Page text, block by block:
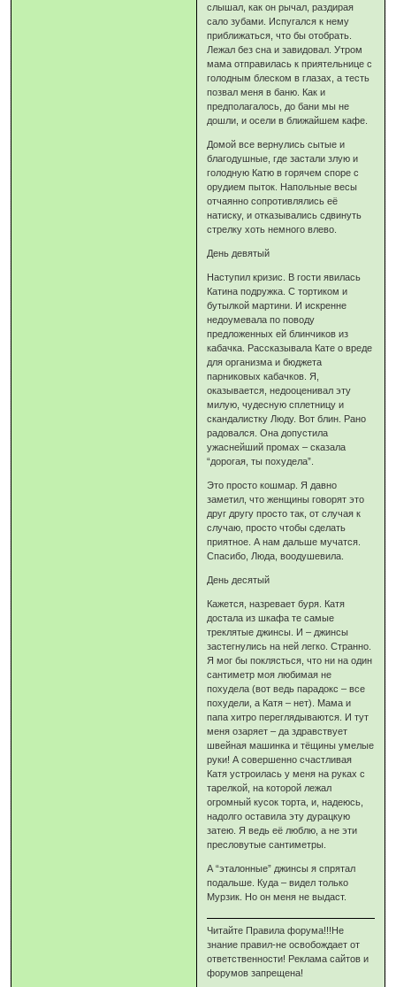
слышал, как он рычал, раздирая
сало зубами. Испугался к нему
приближаться, что бы отобрать.
Лежал без сна и завидовал. Утром
мама отправилась к приятельнице с
голодным блеском в глазах, а тесть
позвал меня в баню. Как и
предполагалось, до бани мы не
дошли, и осели в ближайшем кафе.
Домой все вернулись сытые и
благодушные, где застали злую и
голодную Катю в горячем споре с
орудием пыток. Напольные весы
отчаянно сопротивлялись её
натиску, и отказывались сдвинуть
стрелку хоть немного влево.
День девятый
Наступил кризис. В гости явилась
Катина подружка. С тортиком и
бутылкой мартини. И искренне
недоумевала по поводу
предложенных ей блинчиков из
кабачка. Рассказывала Кате о вреде
для организма и бюджета
парниковых кабачков. Я,
оказывается, недооценивал эту
милую, чудесную сплетницу и
скандалистку Люду. Вот блин. Рано
радовался. Она допустила
ужаснейший промах – сказала
“дорогая, ты похудела”.
Это просто кошмар. Я давно
заметил, что женщины говорят это
друг другу просто так, от случая к
случаю, просто чтобы сделать
приятное. А нам дальше мучатся.
Спасибо, Люда, воодушевила.
День десятый
Кажется, назревает буря. Катя
достала из шкафа те самые
треклятые джинсы. И – джинсы
застегнулись на ней легко. Странно.
Я мог бы поклясться, что ни на один
сантиметр моя любимая не
похудела (вот ведь парадокс – все
похудели, а Катя – нет). Мама и
папа хитро переглядываются. И тут
меня озаряет – да здравствует
швейная машинка и тёщины умелые
руки! А совершенно счастливая
Катя устроилась у меня на руках с
тарелкой, на которой лежал
огромный кусок торта, и, надеюсь,
надолго оставила эту дурацкую
затею. Я ведь её люблю, а не эти
пресловутые сантиметры.
А “эталонные” джинсы я спрятал
подальше. Куда – видел только
Мурзик. Но он меня не выдаст.
Читайте Правила форума!!!Не
знание правил-не освобождает от
ответственности! Реклама сайтов и
форумов запрещена!